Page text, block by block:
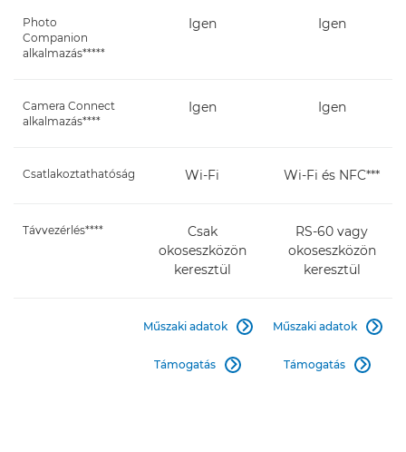
Photo
Companion
alkalmazás*****
Igen Igen
Camera Connect
alkalmazás****
Igen Igen
Csatlakoztathatóság Wi-Fi Wi-Fi és NFC***
Távvezérlés****
Csak
okoseszközön
keresztül
RS-60 vagy
okoseszközön
keresztül
Műszaki adatok 
Támogatás 
Műszaki adatok 
Támogatás 